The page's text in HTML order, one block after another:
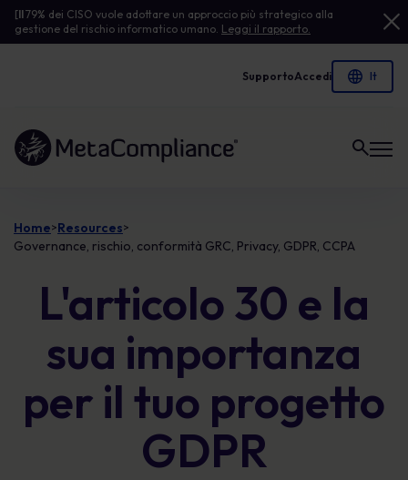
[Il79% dei CISO vuole adottare un approccio più strategico alla
gestione del rischio informatico umano. Leggi il rapporto.
SupportoAccedi
Link alla homepage
Home>Resources>
Governance, rischio, conformità GRC, Privacy, GDPR, CCPA
L'articolo 30 e la
sua importanza
per il tuo progetto
GDPR